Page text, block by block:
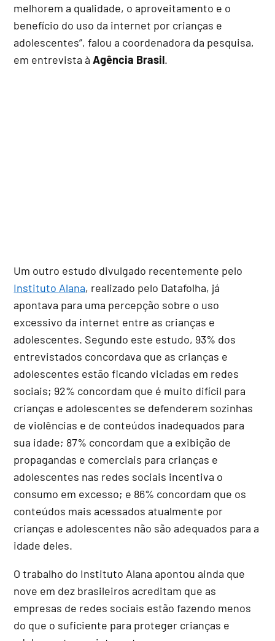
melhorem a qualidade, o aproveitamento e o
benefício do uso da internet por crianças e
adolescentes”, falou a coordenadora da pesquisa,
em entrevista àAgência Brasil.
Um outro estudo divulgado recentemente pelo
Instituto Alana, realizado pelo Datafolha, já
apontava para uma percepção sobre o uso
excessivo da internet entre as crianças e
adolescentes. Segundo este estudo, 93% dos
entrevistados concordava que as crianças e
adolescentes estão ficando viciadas em redes
sociais; 92% concordam que é muito difícil para
crianças e adolescentes se defenderem sozinhas
de violências e de conteúdos inadequados para
sua idade; 87% concordam que a exibição de
propagandas e comerciais para crianças e
adolescentes nas redes sociais incentiva o
consumo em excesso; e 86% concordam que os
conteúdos mais acessados atualmente por
crianças e adolescentes não são adequados para a
idade deles.
O trabalho do Instituto Alana apontou ainda que
nove em dez brasileiros acreditam que as
empresas de redes sociais estão fazendo menos
do que o suficiente para proteger crianças e